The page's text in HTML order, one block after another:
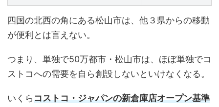
四国の北西の角にある松山市は、他３県からの移動
が便利とは言えない。
つまり、単独で50万都市・松山市は、ほぼ単独でコ
ストコへの需要を自ら創設しないといけなくなる。
いくらコストコ・ジャパンの新倉庫店オープン基準